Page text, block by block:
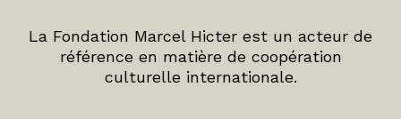
La Fondation Marcel Hicter est un acteur de
référence en matière de coopération
culturelle internationale.